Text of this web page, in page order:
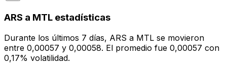
ARS a MTL estadísticas
Durante los últimos 7 días, ARS a MTL se movieron
entre 0,00057 y 0,00058. El promedio fue 0,00057 con
0,17% volatilidad.